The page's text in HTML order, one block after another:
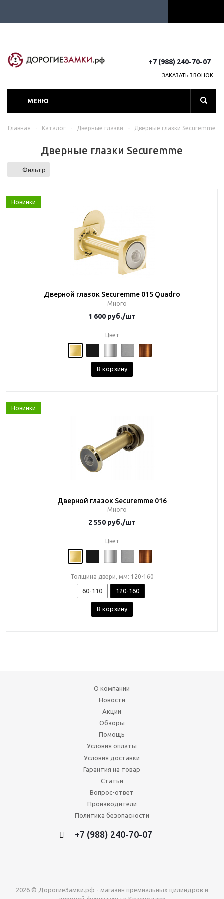
+7 (988) 240-70-07
ЗАКАЗАТЬ ЗВОНОК
МЕНЮ
Главная - Каталог - Дверные глазки - Дверные глазки Securemme
Дверные глазки Securemme
Фильтр
Новинки
Дверной глазок Securemme 015 Quadro
Много
1 600 руб./шт
Цвет
В корзину
Новинки
Дверной глазок Securemme 016
Много
2 550 руб./шт
Цвет
Толщина двери, мм: 120-160
60-110 120-160
В корзину
О компании
Новости
Акции
Обзоры
Помощь
Условия оплаты
Условия доставки
Гарантия на товар
Статьи
Вопрос-ответ
Производители
Политика безопасности
+7 (988) 240-70-07
2026 © ДорогиеЗамки.рф - магазин премиальных цилиндров и